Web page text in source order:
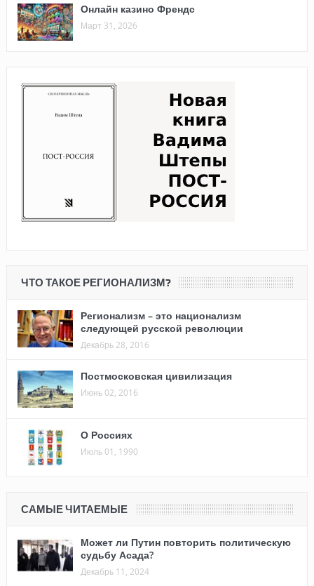
Онлайн казино Френдс
Март 31, 2026
ЧТО ТАКОЕ РЕГИОНАЛИЗМ?
Регионализм – это национализм
следующей русской революции
Декабрь 28, 2016
Постмосковская цивилизация
Июнь 02, 2016
О Россиях
Июль 01, 1990
САМЫЕ ЧИТАЕМЫЕ
Может ли Путин повторить политическую
судьбу Асада?
Декабрь 11, 2024